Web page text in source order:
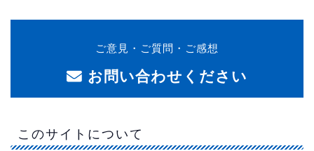
ご意見・ご質問・ご感想
お問い合わせください
このサイトについて